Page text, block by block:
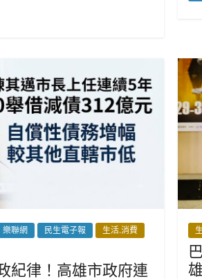
樂聯網 民生電子報
生活.消費
紀律！高雄市政府連